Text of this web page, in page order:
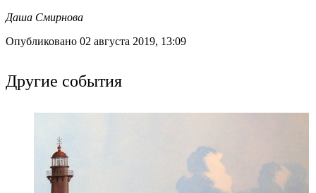
Даша Смирнова
Опубликовано 02 августа 2019, 13:09
Другие события